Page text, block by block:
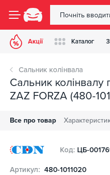
Акції Каталог
Сальник колінвала
Сальник колінвалу
ZAZ FORZA (480-
Все про товар
Код: ЦБ-
Артикул: 480-1011020